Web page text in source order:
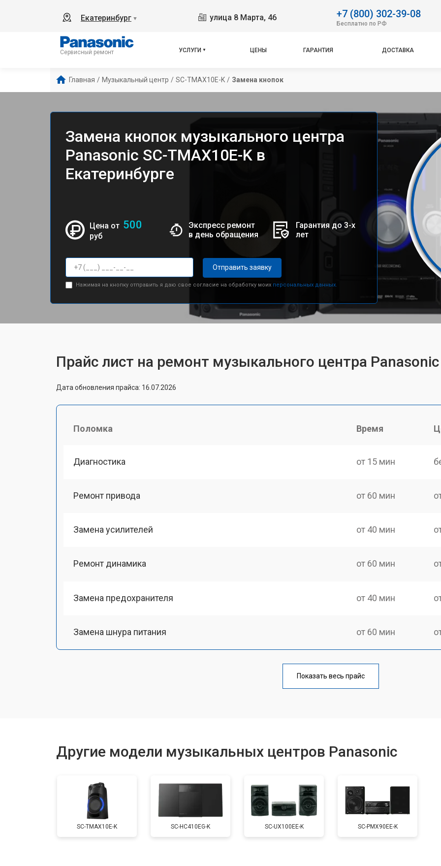
Екатеринбург ▼ улица 8 Марта, 46 +7 (800) 302-39-08
Бесплатно по РФ
Сервисный ремонт УСЛУГИ ЦЕНЫ ГАРАНТИЯ ДОСТАВКА
Главная / Музыкальный центр / SC-TMAX10E-K / Замена кнопок
Замена кнопок музыкального центра
Panasonic SC-TMAX10E-K в
Екатеринбурге
Цена от 500
руб
Экспресс ремонт
в день обращения
Гарантия до 3-х
лет
Отправить заявку
Нажимая на кнопку отправить я даю свое согласие на обработку моих персональных данных.
Прайс лист на ремонт музыкального центра Panasonic
Дата обновления прайса: 16.07.2026
Поломка Время
Диагностика от 15 мин
Ремонт привода от 60 мин
Замена усилителей от 40 мин
Ремонт динамика от 60 мин
Замена предохранителя от 40 мин
Замена шнура питания от 60 мин
от 40 мин
Ремонт блока питания от 40 мин
Показать весь прайс
Другие модели музыкальных центров Panasonic
SC-TMAX10E-K SC-HC410EG-K SC-UX100EE-K SC-PMX90EE-K